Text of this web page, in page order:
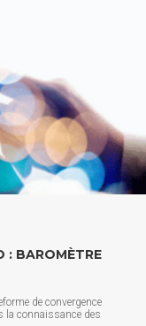
: BAROMÈTRE
de convergence
la connaissance des